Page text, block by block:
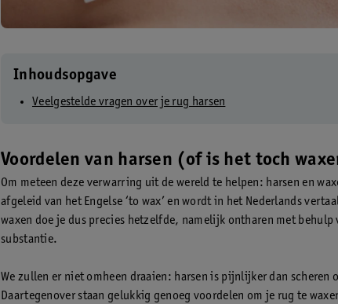
Inhoudsopgave
Veelgestelde vragen over je rug harsen
Voordelen van harsen (of is het toch
Om meteen deze verwarring uit de wereld te helpen: harsen en
afgeleid van het Engelse ‘to wax’ en wordt in het Nederlands
waxen doe je dus precies hetzelfde, namelijk ontharen met behulp
substantie.
We zullen er niet omheen draaien: harsen is pijnlijker dan scheren
Daartegenover staan gelukkig genoeg voordelen om je rug te